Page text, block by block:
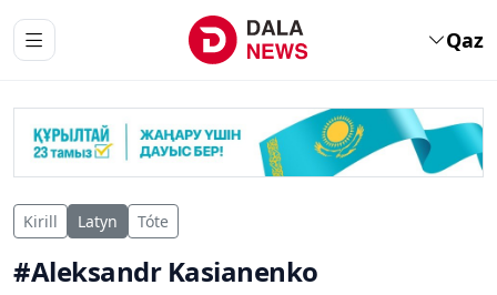
Qaz
Kirill Latyn Tóte
#Aleksandr Kasianenko